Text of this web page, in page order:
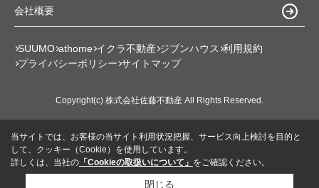
会社概要
SUUMO athome イクラ不動産 ジブンハウス 利用規約
プライバシーポリシー サイトマップ
Copyright(c) 株式会社佐藤不動産 All Rights Reserved.
当サイトでは、お客様の当サイト利用状況把握、サービス向上検討を目的と
して、クッキー（Cookie）を使用しています。
詳しくは、当社の 「Cookieの取扱いについて」 をご確認ください。
閉じる